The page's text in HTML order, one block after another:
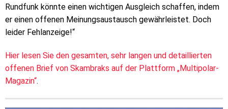
Rundfunk könnte einen wichtigen Ausgleich schaffen, indem
er einen offenen Meinungsaustausch gewährleistet. Doch
leider Fehlanzeige!“
Hier lesen Sie den gesamten, sehr langen und detaillierten
offenen Brief von Skambraks auf der Plattform „Multipolar-
Magazin“.